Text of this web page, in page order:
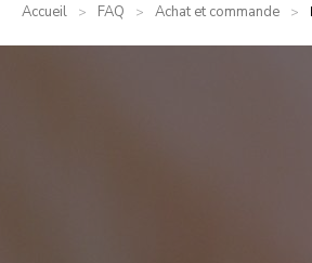
Accueil > FAQ > Achat et commande >